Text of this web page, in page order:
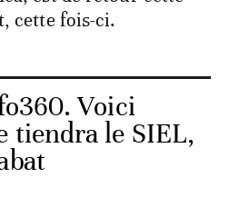
cette fois-ci.
Voici
tiendra le SIEL,